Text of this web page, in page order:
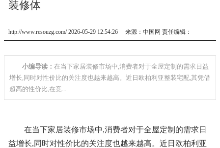
装修体
http://www.resouzg.com/ 2026-05-29 12:54:26 来源：中国网 责任编辑：
小编导读： 在当下家居装修市场中,消费者对于全屋定制的需求日益
增长,同时对性价比的关注度也越来越高。近日欧柏利亚整装宅配,其凭借
超高的性价比,在竞...
在当下家居装修市场中,消费者对于全屋定制的需求日
益增长,同时对性价比的关注度也越来越高。近日欧柏利亚